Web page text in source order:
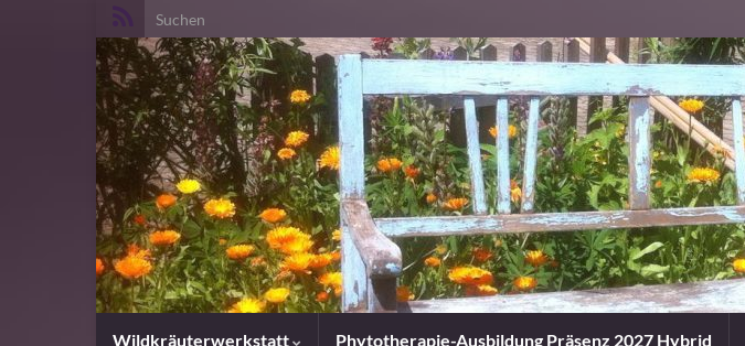
Search for:
Wildkräuterwerkstatt Phytotherapie-Ausbildung Präsenz 2027 Hybrid